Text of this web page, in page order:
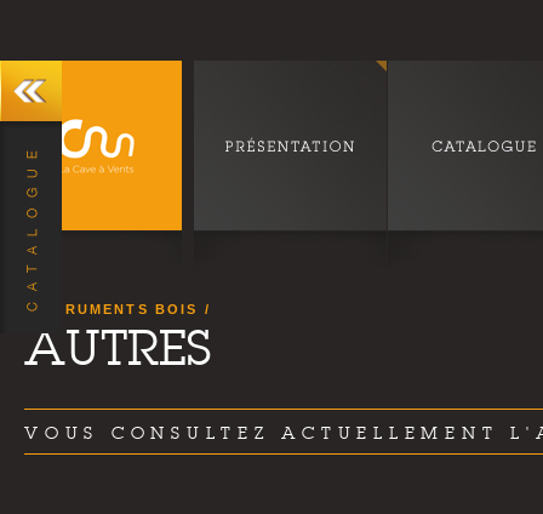
INSTRUMENTS BOIS
AUTRES
VOUS CONSULTEZ ACTUELLEMENT